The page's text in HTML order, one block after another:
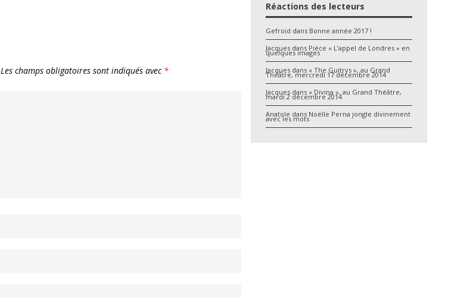
Les champs obligatoires sont indiqués avec *
Réactions des lecteurs
Gefroid dans Bonne année 2017 !
Jacquesdans Pièce « L’appel de Londres » en
quelques images
Jacquesdans « The Guitrys », au Grand
Théâtre, mercredi 17 décembre 2014
Jacquesdans « Divina », au Grand Théâtre,
mardi 2 décembre 2014
Anatole dans Noëlle Perna jongle divinement
avec les mots